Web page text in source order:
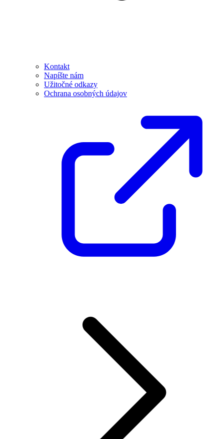
Kontakt
Napíšte nám
Užitočné odkazy
Ochrana osobných údajov